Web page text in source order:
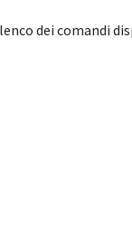
dei comandi